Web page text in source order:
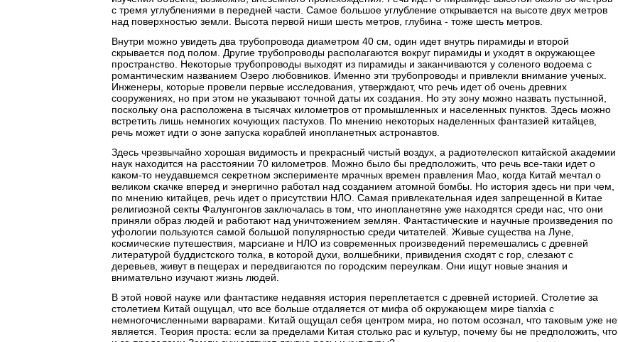
с тремя углублениями в передней части. Самое большое углубление открывается на высоте двух метров
над поверхностью земли. Высота первой ниши шесть метров, глубина - тоже шесть метров.
Внутри можно увидеть два трубопровода диаметром 40 см, один идет внутрь пирамиды и второй
скрывается под полом. Другие трубопроводы располагаются вокруг пирамиды и уходят в окружающее
пространство. Некоторые трубопроводы выходят из пирамиды и заканчиваются у соленого водоема с
романтическим названием Озеро любовников. Именно эти трубопроводы и привлекли внимание ученых.
Инженеры, которые провели первые исследования, утверждают, что речь идет об очень древних
сооружениях, но при этом не указывают точной даты их создания. Но эту зону можно назвать пустынной,
поскольку она расположена в тысячах километров от промышленных и населенных пунктов. Здесь можно
встретить лишь немногих кочующих пастухов. По мнению некоторых наделенных фантазией китайцев,
речь может идти о зоне запуска кораблей инопланетных астронавтов.
Здесь чрезвычайно хорошая видимость и прекрасный чистый воздух, а радиотелескоп китайской академии
наук находится на расстоянии 70 километров. Можно было бы предположить, что речь все-таки идет о
каком-то неудавшемся секретном эксперименте мрачных времен правления Мао, когда Китай мечтал о
великом скачке вперед и энергично работал над созданием атомной бомбы. Но история здесь ни при чем,
по мнению китайцев, речь идет о присутствии НЛО. Самая привлекательная идея запрещенной в Китае
религиозной секты Фалунгонгов заключалась в том, что инопланетяне уже находятся среди нас, что они
приняли образ людей и работают над уничтожением землян. Фантастические и научные произведения по
уфологии пользуются самой большой популярностью среди читателей. Живые существа на Луне,
космические путешествия, марсиане и НЛО из современных произведений перемешались с древней
литературой буддистского толка, в которой духи, волшебники, привидения сходят с гор, слезают с
деревьев, живут в пещерах и передвигаются по городским переулкам. Они ищут новые знания и
внимательно изучают жизнь людей.
В этой новой науке или фантастике недавняя история переплетается с древней историей. Столетие за
столетием Китай ощущал, что все больше отдаляется от мифа об окружающем мире tianxia с
немногочисленными варварами. Китай ощущал себя центром мира, но потом осознал, что таковым уже не
является. Теория проста: если за пределами Китая столько рас и культур, почему бы не предположить, что